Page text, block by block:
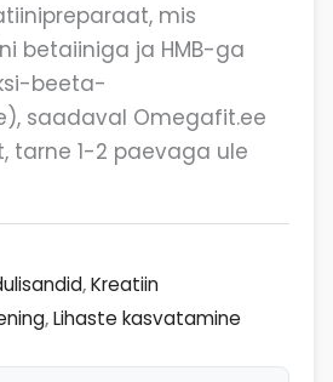
mis
betaiiniga ja HMB-ga
beeta-
saadaval Omegafit.ee
tarne 1-2 paevaga ule
,Kreatiin
,Lihaste kasvatamine